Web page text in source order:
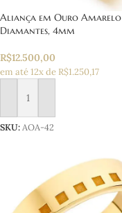
Aliança em Ouro Amarelo
Diamantes, 4mm
R$12.500,00
em até 12x de R$1.250,17
Adicionar ao carrinho
SKU:AOA-42